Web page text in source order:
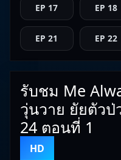
EP 17 EP 18
EP 21 EP 22
รับชม Me
วุ่นวาย ยัยตัวป่
24 ตอนที่ 1
HD